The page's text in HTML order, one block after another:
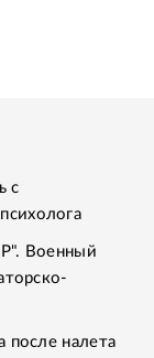
с
Военный
после налета